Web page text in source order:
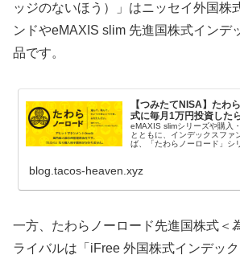
ッジのないほう）」はニッセイ外国株
ンドやeMAXIS slim 先進国株式インデ
品です。
【つみたてNISA】たわ
式に毎月1万円投資した
eMAXIS slimシリーズや購入
とともに、インデックスファ
ば、「たわらノーロード」シ
blog.tacos-heaven.xyz
一方、たわらノーロード先進国株式＜
ライバルは「iFree 外国株式インデッ